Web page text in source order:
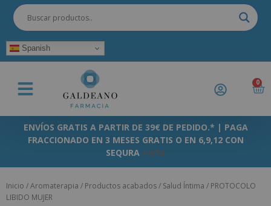
Spanish
0
ENVÍOS GRATIS A PARTIR DE 39€ DE PEDIDO.* | PAGA
FRACCIONADO EN 3 MESES GRATIS O EN 6,9,12 CON
SEQURA +info
Inicio /Aromaterapia / Productos acabados/ Salud Íntima / PROTOCOLO
LIBIDO MUJER